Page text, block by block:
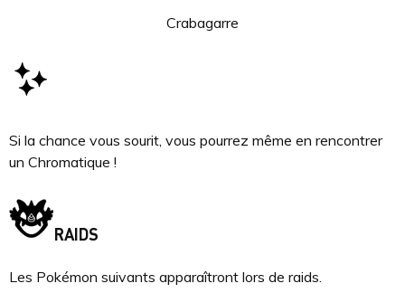
Crabagarre
Si la chance vous sourit, vous pourrez même en rencontrer
un Chromatique !
RAIDS
Les Pokémon suivants apparaîtront lors de raids.